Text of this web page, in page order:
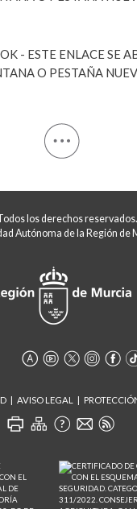
los derechos reservados.
Autónoma de la Región de
AVISO LEGAL